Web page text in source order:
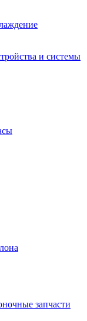
и системы
запчасти